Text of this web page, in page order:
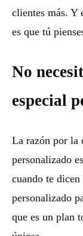
clientes más. Y
es que tú
No
especial
La razón por la
personalizado
cuando te dicen
personalizado
que es un plan